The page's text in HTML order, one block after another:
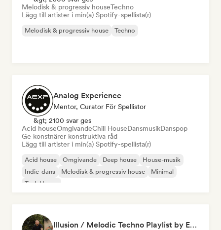
Melodisk & progressiv houseTechno
Lägg till artister i min(a) Spotify-spellista(r)
Melodisk & progressiv house Techno
Analog Experience
Mentor, Curator För Spellistor
&gt; 2100 svar ges
Acid houseOmgivandeChill HouseDansmusikDanspop
Ge konstnärer konstruktiva råd
Lägg till artister i min(a) Spotify-spellista(r)
Acid house Omgivande Deep house
House-musik
Indie-dans
Melodisk & progressiv house
Minimal
Tech House
Illusion / Melodic Techno Playlist by Es.Ka